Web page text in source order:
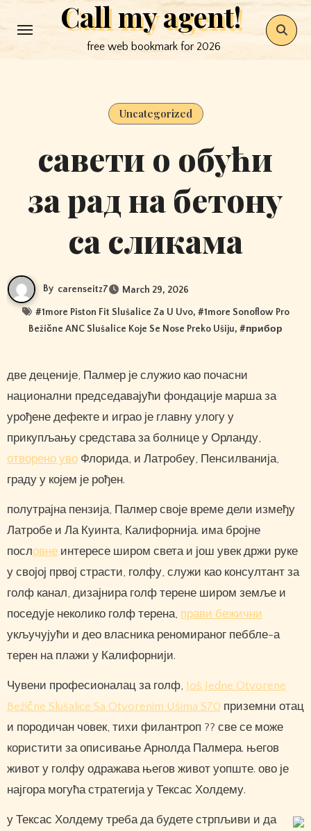
to
Call my agent!
free web bookmark for 2026
Uncategorized
савети о обући
за рад на бетону
са сликама
By carenseitz7 March 29, 2026
#1more Piston Fit Slušalice Za U Uvo, #1more Sonoflow Pro
Bežične ANC Slušalice Koje Se Nose Preko Ušiju, #прибор
две деценије, Палмер је служио као почасни
национални председавајући фондације марша за
урођене дефекте и играо је главну улогу у
прикупљању средстава за болнице у Орланду,
отворено увоФлорида, и Латробеу, Пенсилванија,
граду у којем је рођен.
полутрајна пензија, Палмер своје време дели између
Латробе и Ла Куинта, Калифорнија. има бројне
пословнеинтересе широм света и још увек држи руке
у својој првој страсти, голфу, служи као консултант за
голф канал, дизајнира голф терене широм земље и
поседује неколико голф терена, прави бежични
укључујући и део власника реномираног пеббле-а
терен на плажи у Калифорнији.
Чувени професионалац за голф, Još Jedne Otvorene
Bežične Slušalice Sa Otvorenim Ušima S70 приземни отац
и породичан човек, тихи филантроп ?? све се може
користити за описивање Арнолда Палмера. његов
живот у голфу одражава његов живот уопште. ово је
најгора могућа стратегија у Тексас Холдему.
у Тексас Холдему треба да будете стрпљиви и да